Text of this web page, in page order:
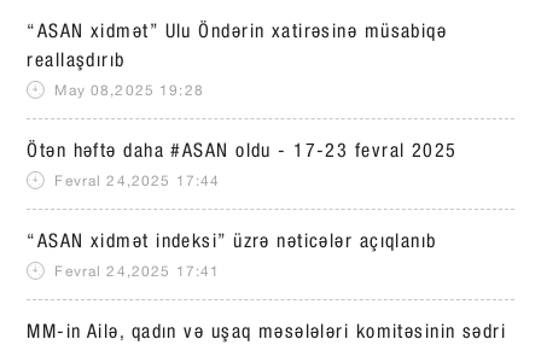
“ASAN xidmət” Ulu Öndərin xatirəsinə müsabiqə
reallaşdırıb
May 08,2025 19:28
Ötən həftə daha #ASAN oldu - 17-23 fevral 2025
Fevral 24,2025 17:44
“ASAN xidmət indeksi” üzrə nəticələr açıqlanıb
Fevral 24,2025 17:41
MM-in Ailə, qadın və uşaq məsələləri komitəsinin sədri